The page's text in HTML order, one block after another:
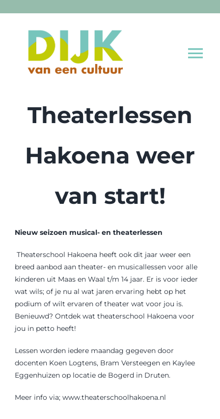
Aanbod
Nieuws
Cultuur educatie
Zoeken
naar:
Theaterlessen
Hakoena weer
van start!
Nieuw seizoen musical- en theaterlessen
Theaterschool Hakoena heeft ook dit jaar weer een
breed aanbod aan theater- en musicallessen voor alle
kinderen uit Maas en Waal t/m 14 jaar. Er is voor ieder
wat wils; of je nu al wat jaren ervaring hebt op het
podium of wilt ervaren of theater wat voor jou is.
Benieuwd? Ontdek wat theaterschool Hakoena voor
jou in petto heeft!
Lessen worden iedere maandag gegeven door
docenten Koen Logtens, Bram Versteegen en Kaylee
Eggenhuizen op locatie de Bogerd in Druten.
Meer info via; www.theaterschoolhakoena.nl